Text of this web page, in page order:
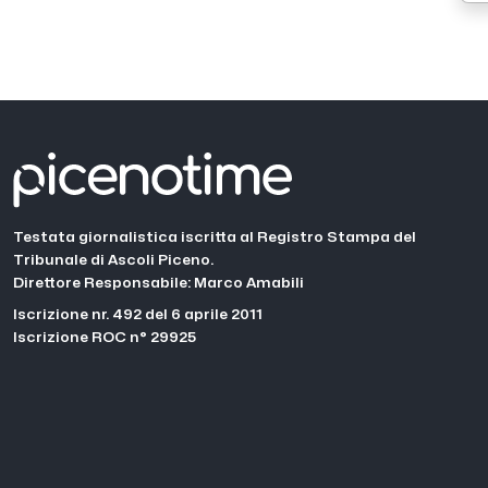
Testata giornalistica iscritta al Registro Stampa del
Tribunale di Ascoli Piceno.
Direttore Responsabile: Marco Amabili
Iscrizione nr. 492 del 6 aprile 2011
Iscrizione ROC n° 29925